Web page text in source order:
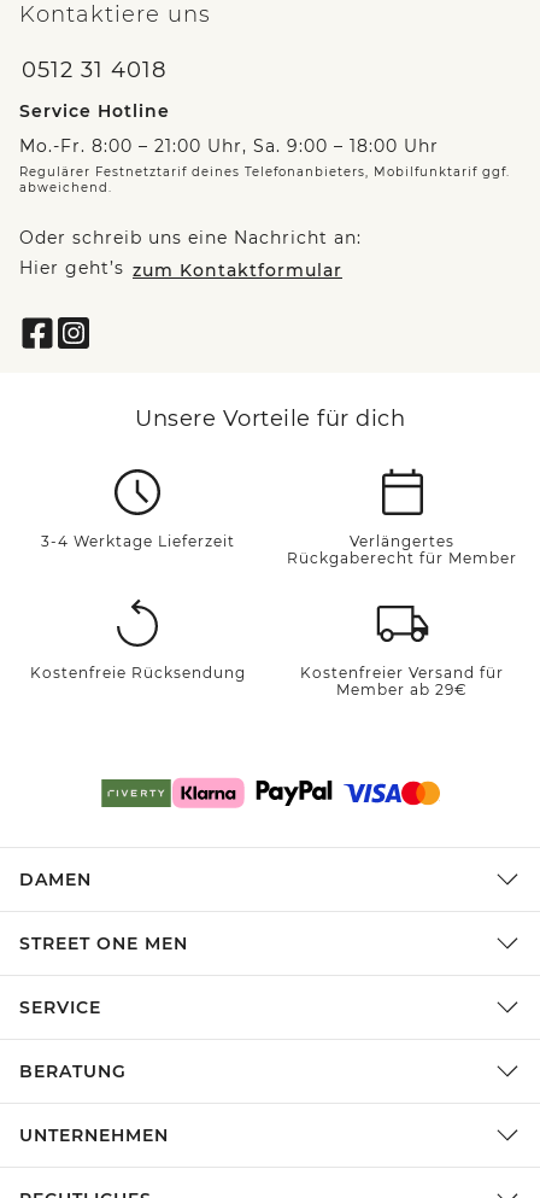
Kontaktiere uns
0512 31 4018
Service Hotline
Mo.-Fr. 8:00 – 21:00 Uhr, Sa. 9:00 – 18:00 Uhr
Regulärer Festnetztarif deines Telefonanbieters, Mobilfunktarif ggf.
abweichend.
Oder schreib uns eine Nachricht an:
Hier geht’s zum Kontaktformular
Unsere Vorteile für dich
3-4 Werktage Lieferzeit
Verlängertes
Rückgaberecht für Member
Kostenfreie Rücksendung
Kostenfreier Versand für
Member ab 29€
DAMEN
STREET ONE MEN
SERVICE
BERATUNG
UNTERNEHMEN